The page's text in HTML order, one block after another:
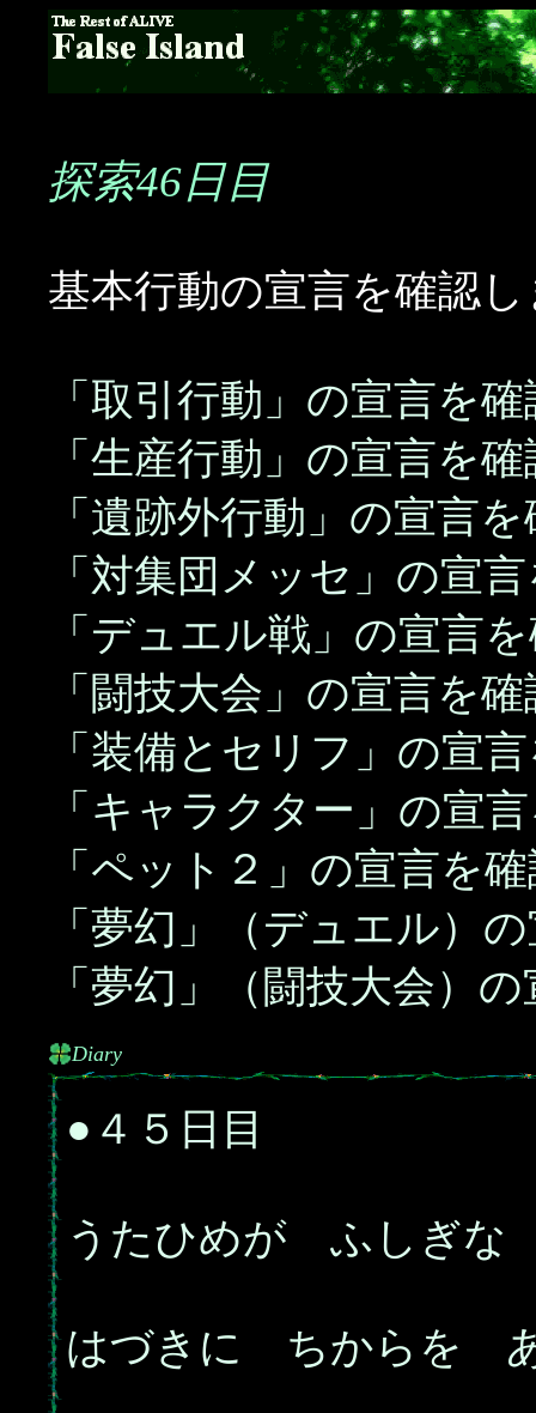
探索46日目
基本行動の宣言を確認
「取引行動」の宣言を
「生産行動」の宣言を
「遺跡外行動」の宣言
「対集団メッセ」の宣
「デュエル戦」の宣言
「闘技大会」の宣言を
「装備とセリフ」の宣
「キャラクター」の宣
「ペット２」の宣言を
「夢幻」（デュエル）
「夢幻」（闘技大会）
Diary
●４５日目
うたひめが ふしぎな
はづきに ちからを